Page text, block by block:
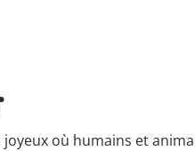
où humains et